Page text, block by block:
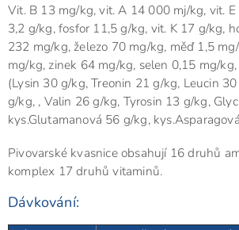
Vit. B 13 mg/kg, vit. A 14 000 mj/kg, vit.
3,2 g/kg, fosfor 11,5 g/kg, vit. K 17 g/kg,
232 mg/kg, železo 70 mg/kg, měď 1,5
mg/kg, zinek 64 mg/kg, selen 0,15 mg/
(Lysin 30 g/kg, Treonin 21 g/kg, Leucin
g/kg, , Valin 26 g/kg, Tyrosin 13 g/kg,
kys.Glutamanová 56 g/kg,
Pivovarské kvasnice obsahují 16 druhů
komplex 17 druhů vitaminů.
Dávkování: